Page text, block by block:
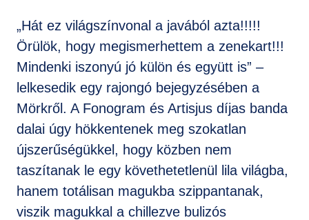
„Hát ez világszínvonal a javából azta!!!!!
Örülök, hogy megismerhettem a zenekart!!!
Mindenki iszonyú jó külön és együtt is” –
lelkesedik egy rajongó bejegyzésében a
Mörkről. A Fonogram és Artisjus díjas banda
dalai úgy hökkentenek meg szokatlan
újszerűségükkel, hogy közben nem
taszítanak le egy követhetetlenül lila világba,
hanem totálisan magukba szippantanak,
viszik magukkal a chillezve bulizós